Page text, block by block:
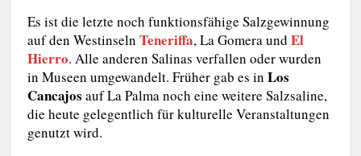
Es ist die letzte noch funktionsfähige Salzgewinnung
auf den Westinseln Teneriffa, La Gomera und El
Hierro. Alle anderen Salinas verfallen oder wurden
in Museen umgewandelt. Früher gab es in Los
Cancajos auf La Palma noch eine weitere Salzsaline,
die heute gelegentlich für kulturelle Veranstaltungen
genutzt wird.